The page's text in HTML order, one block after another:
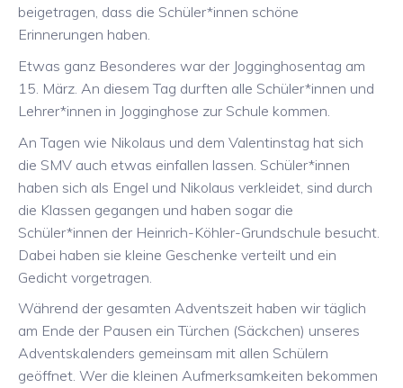
beigetragen, dass die Schüler*innen schöne
Erinnerungen haben.
Etwas ganz Besonderes war der Jogginghosentag am
15. März. An diesem Tag durften alle Schüler*innen und
Lehrer*innen in Jogginghose zur Schule kommen.
An Tagen wie Nikolaus und dem Valentinstag hat sich
die SMV auch etwas einfallen lassen. Schüler*innen
haben sich als Engel und Nikolaus verkleidet, sind durch
die Klassen gegangen und haben sogar die
Schüler*innen der Heinrich-Köhler-Grundschule besucht.
Dabei haben sie kleine Geschenke verteilt und ein
Gedicht vorgetragen.
Während der gesamten Adventszeit haben wir täglich
am Ende der Pausen ein Türchen (Säckchen) unseres
Adventskalenders gemeinsam mit allen Schülern
geöffnet. Wer die kleinen Aufmerksamkeiten bekommen